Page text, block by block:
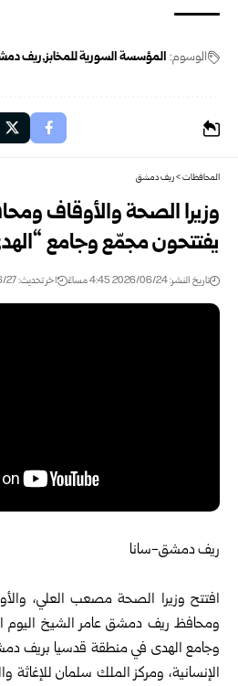
الوسوم: المؤسسة السورية للمخابز ريف
المحافظات>ريف دمشق
وزيرا الصحة والأوقاف
يفتتحون مجمّع ‏وجامع
تاريخ النشر: 2026/06/24 4:45 مساءً اخر تحديث: 2026/06/27 3:37 مساءً
ريف دمشق-سانا‏
افتتح وزيرا الصحة مصعب العلي،
ومحافظريف دمشقعامر الشيخ اليوم
وجامع الهدى في منطقة قدسيا بريف
الإنسانية، ومركز الملك سلمان ‏للإغاثة